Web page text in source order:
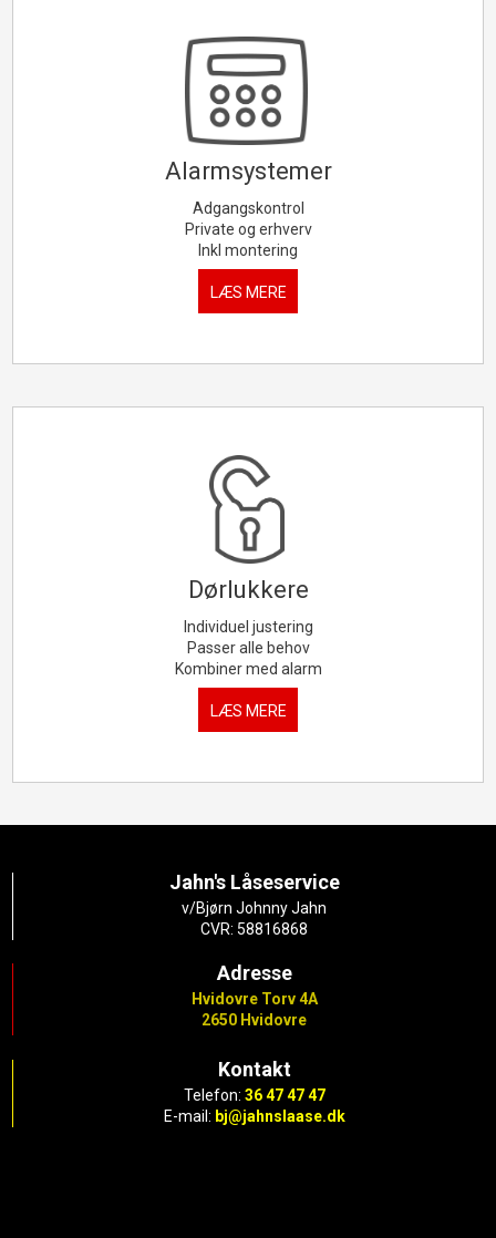
​Alarmsystemer​
Adgangskontrol
Private og erhverv
Inkl montering
LÆS MERE
​Dørlukkere
Individuel justering
Passer alle behov
Kombiner med alarm
LÆS MERE
Jahn's Låseservice
v/Bjørn Johnny Jahn
CVR: 58816868
Adresse​
Hvidovre Torv 4A
2650 Hvidovre
Kontakt
Telefon: 36 47 47 47
E-mail: bj@jahnslaase.dk